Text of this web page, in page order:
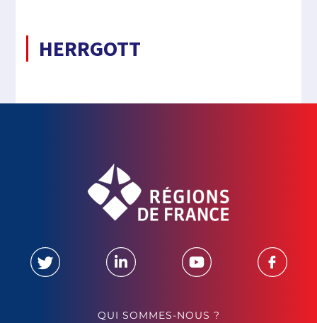
HERRGOTT
QUI SOMMES-NOUS ?